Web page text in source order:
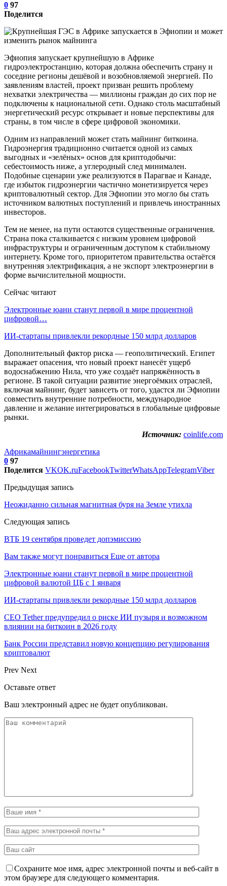
0 97
Поделится
Эфиопия запускает крупнейшую в Африке
гидроэлектростанцию, которая должна обеспечить страну и
соседние регионы дешёвой и возобновляемой энергией. По
заявлениям властей, проект призван решить проблему
нехватки электричества — миллионы граждан до сих пор не
подключены к национальной сети. Однако столь масштабный
энергетический ресурс открывает и новые перспективы для
страны, в том числе в сфере цифровой экономики.
Одним из направлений может стать майнинг биткоина.
Гидроэнергия традиционно считается одной из самых
выгодных и «зелёных» основ для криптодобычи:
себестоимость ниже, а углеродный след минимален.
Подобные сценарии уже реализуются в Парагвае и Канаде,
где избыток гидроэнергии частично монетизируется через
криптовалютный сектор. Для Эфиопии это могло бы стать
источником валютных поступлений и привлечь иностранных
инвесторов.
Тем не менее, на пути остаются существенные ограничения.
Страна пока сталкивается с низким уровнем цифровой
инфраструктуры и ограниченным доступом к стабильному
интернету. Кроме того, приоритетом правительства остаётся
внутренняя электрификация, а не экспорт электроэнергии в
форме вычислительной мощности.
Сейчас читают
Электронные юани станут первой в мире процентной
цифровой…
ИИ-стартапы привлекли рекордные 150 млрд долларов
Дополнительный фактор риска — геополитический. Египет
выражает опасения, что новый проект нанесёт ущерб
водоснабжению Нила, что уже создаёт напряжённость в
регионе. В такой ситуации развитие энергоёмких отраслей,
включая майнинг, будет зависеть от того, удастся ли Эфиопии
совместить внутренние потребности, международное
давление и желание интегрироваться в глобальные цифровые
рынки.
Источник: coinlife.com
Африкамайнингэнергетика
0 97
Поделится VKOK.ruFacebookTwitterWhatsAppTelegramViber
Предыдущая запись
Неожиданно сильная магнитная буря на Земле утихла
Следующая запись
ВТБ 19 сентября проведет допэмиссию
Вам также могут понравиться Еще от автора
Электронные юани станут первой в мире процентной
цифровой валютой ЦБ с 1 января
ИИ-стартапы привлекли рекордные 150 млрд долларов
CEO Tether предупредил о риске ИИ пузыря и возможном
влиянии на биткоин в 2026 году
Банк России представил новую концепцию регулирования
криптовалют
Prev Next
Оставьте ответ
Ваш электронный адрес не будет опубликован.
Сохраните мое имя, адрес электронной почты и веб-сайт в
этом браузере для следующего комментария.